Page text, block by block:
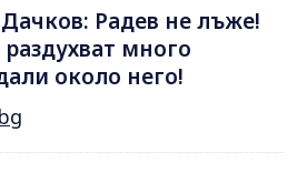
Радев не лъже!
много
около него!